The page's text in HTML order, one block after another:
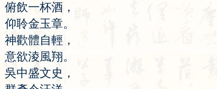
俯飲一杯酒 ，
仰聆金玉章。
神歡體自輕 ，
意欲淩風翔。
吳中盛文史 ，